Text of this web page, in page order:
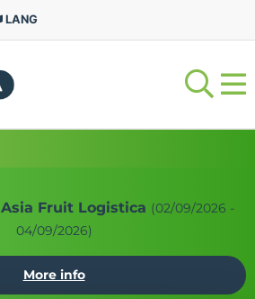
LANG
Asia Fruit Logistica (02/09/2026 -
04/09/2026)
More info